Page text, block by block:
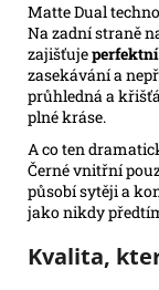
Matte Dual
Na zadní straně
zajišťuje
zasekávání a
průhledná a
plné kráse.
A co ten
Černé vnitřní
působí sytěji a
jako nikdy
Kvalita,